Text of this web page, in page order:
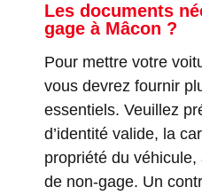
Les documents
gage à Mâcon ?
Pour mettre votre
vous devrez fournir
essentiels. Veuillez
d’identité valide, la
propriété du véhicule,
de non-gage. Un